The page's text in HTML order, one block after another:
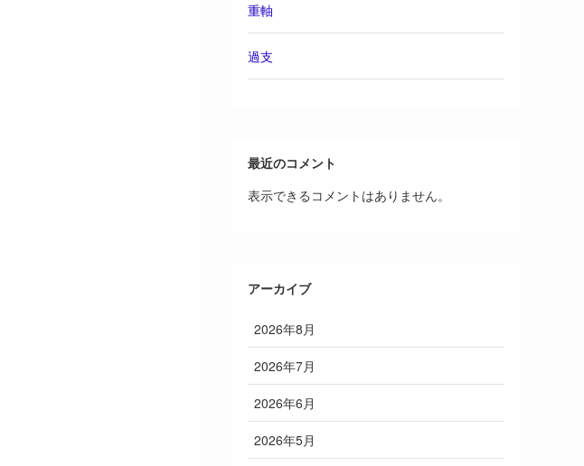
重軸
過支
最近のコメント
表示できるコメントはありません。
アーカイブ
2026年8月
2026年7月
2026年6月
2026年5月